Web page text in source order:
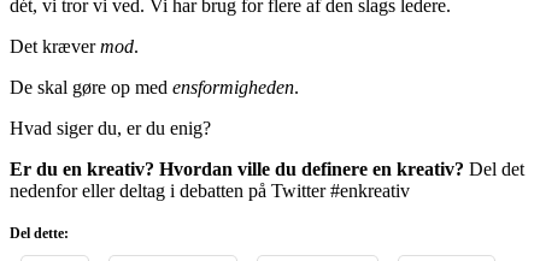
dét, vi tror vi ved. Vi har brug for flere af den slags ledere.
Det krævermod.
De skal gøre op med ensformigheden.
Hvad siger du, er du enig?
Er du en kreativ? Hvordan ville du definere en kreativ? Del det
nedenfor eller deltag i debatten på Twitter #enkreativ
Del dette: